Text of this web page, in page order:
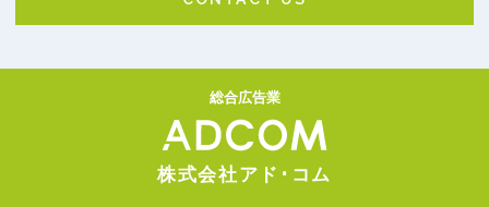
総合広告業
株式会社アド･コム